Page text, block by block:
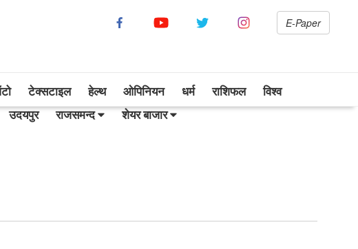
E-Paper
टेक्सटाइल हेल्थ ओपिनियन धर्म राशिफल
विश्व
उदयपुर राजसमन्द शेयर बाजार